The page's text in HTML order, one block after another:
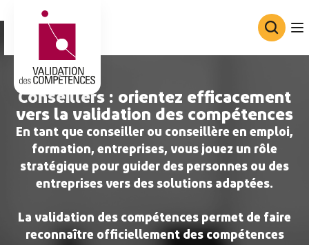
Consortium de Validation des
Conseillers : orientez efficacement
vers la validation des compétences
En tant que conseiller ou conseillère en emploi,
formation, entreprises, vous jouez un rôle
stratégique pour guider des personnes ou des
entreprises vers des solutions adaptées.
La validation des compétences permet de faire
reconnaître officiellement des compétences